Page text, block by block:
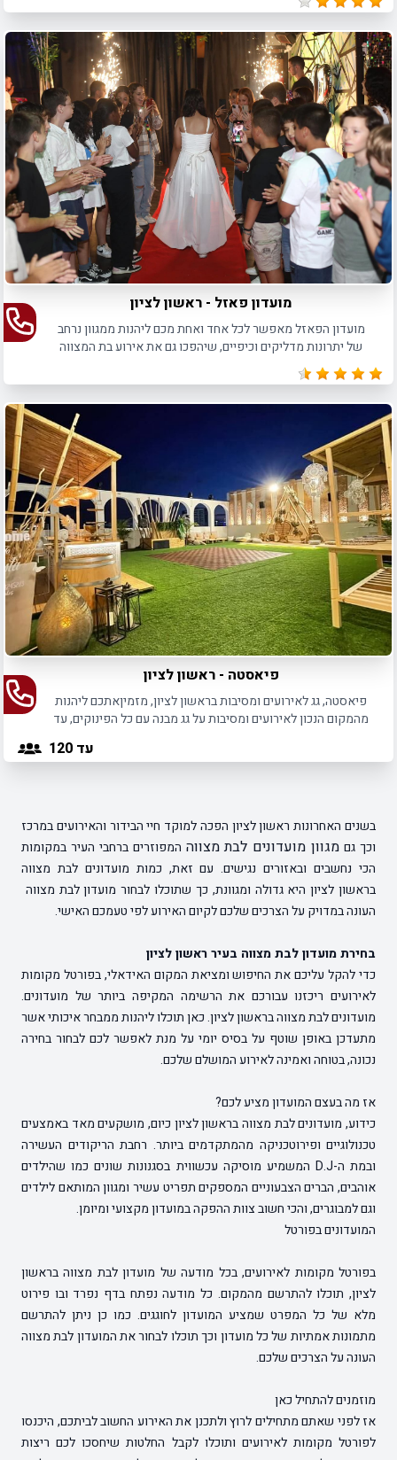
מועדון פאזל - ראשון לציון
מועדון הפאזל מאפשר לכל אחד ואחת מכם ליהנות ממגוון נרחב
של יתרונות מדליקים וכיפיים, שיהפכו גם את אירוע בת המצווה
פיאסטה - ראשון לציון
פיאסטה, גג לאירועים ומסיבות בראשון לציון, מזמיןאתכם ליהנות
מהמקום הנכון לאירועים ומסיבות על גג מבנה עם כל הפינוקים, עד
עד 120
בשנים האחרונות ראשון לציון הפכה למוקד חיי הבידור והאירועים במרכז
וכך גם מגוון מועדונים לבת מצווה המפוזרים ברחבי העיר במקומות
הכי נחשבים ובאזורים נגישים. עם זאת, כמות מועדונים לבת מצווה
בראשון לציון היא גדולה ומגוונת, כך שתוכלו לבחור מועדון לבת מצווה
העונה במדויק על הצרכים שלכם לקיום האירוע לפי טעמכם האישי.
בחירת מועדון לבת מצווה בעיר ראשון לציון
כדי להקל עליכם את החיפוש ומציאת המקום האידאלי, בפורטל מקומות
לאירועים ריכזנו עבורכם את הרשימה המקיפה ביותר של מועדונים.
מועדונים לבת מצווה בראשון לציון. כאן תוכלו ליהנות ממבחר איכותי אשר
מתעדכן באופן שוטף על בסיס יומי על מנת לאפשר לכם לבחור בחירה
נכונה, בטוחה ואמינה לאירוע המושלם שלכם.
אז מה בעצם המועדון מציע לכם?
כידוע, מועדונים לבת מצווה בראשון לציון כיום, מושקעים מאד באמצעים
טכנולוגיים ופירוטכניקה מהמתקדמים ביותר. רחבת הריקודים העשירה
ובמת ה-D.J המשמיע מוסיקה עכשווית בסגנונות שונים כמו שהילדים
אוהבים, הברים הצבעוניים המספקים תפריט עשיר ומגוון המותאם לילדים
וגם למבוגרים, והכי חשוב צוות ההפקה במועדון מקצועי ומיומן.
המועדונים בפורטל
בפורטל מקומות לאירועים, בכל מודעה של מועדון לבת מצווה בראשון
לציון, תוכלו להתרשם מהמקום. כל מודעה נפתח בדף נפרד ובו פירוט
מלא של כל המפרט שמציע המועדון לחוגגים. כמו כן ניתן להתרשם
מתמונות אמתיות של כל מועדון וכך תוכלו לבחור את המועדון לבת מצווה
העונה על הצרכים שלכם.
מוזמנים להתחיל כאן
אז לפני שאתם מתחילים לרוץ ולתכנן את האירוע החשוב לביתכם, היכנסו
לפורטל מקומות לאירועים ותוכלו לקבל החלטות שיחסכו לכם ריצות